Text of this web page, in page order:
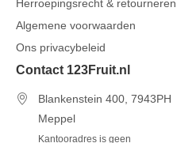
Herroepingsrecht & retourneren
Algemene voorwaarden
Ons privacybeleid
Contact 123Fruit.nl
Blankenstein 400, 7943PH
Meppel
Kantooradres is geen